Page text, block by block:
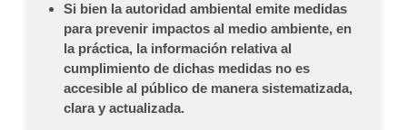
Si bien la autoridad ambiental emite medidas
para prevenir impactos al medio ambiente, en
la práctica, la información relativa al
cumplimiento de dichas medidas no es
accesible al público de manera sistematizada,
clara y actualizada.